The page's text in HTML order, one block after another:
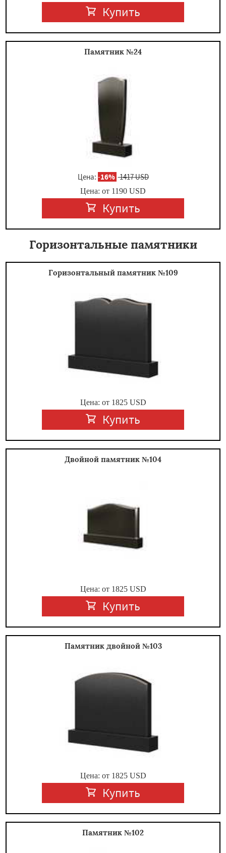
Купить
Памятник №24
Цена: -16% 1417 USD
Цена: от 1190 USD
Купить
Горизонтальные памятники
Горизонтальный памятник №109
Цена: от 1825USD
Купить
Двойной памятник №104
Цена: от 1825USD
Купить
Памятник двойной №103
Цена: от 1825USD
Купить
Памятник №102